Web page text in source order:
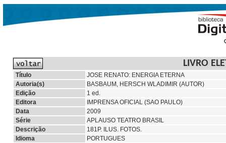
LIVRO
Título
JOSE RENATO: ENERGIA ETERNA
Autoria(s)
BASBAUM, HERSCH WLADIMIR (AUTOR)
Edição
1 ed.
Editora
IMPRENSA OFICIAL (SAO PAULO)
Data
2009
Série
APLAUSO TEATRO BRASIL
Descrição
181P. ILUS. FOTOS.
Idioma
PORTUGUES